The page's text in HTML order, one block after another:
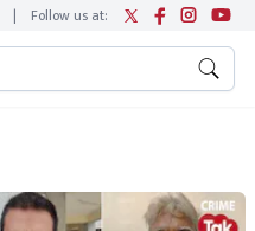
| Follow us at: